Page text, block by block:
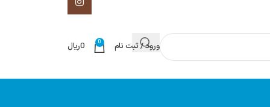
ورود / ثبت نام 0
0ریال